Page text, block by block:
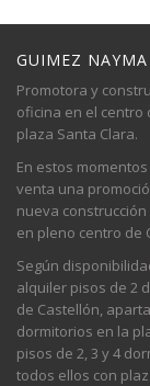
GUIMEZ NAYMA
Promotora y
oficina en el centro
plaza Santa Clara.
En estos
venta una
nueva
en pleno centro de
Según
alquiler pisos de 2
de Castellón,
dormitorios en la
pisos de 2, 3 y 4
todos ellos con